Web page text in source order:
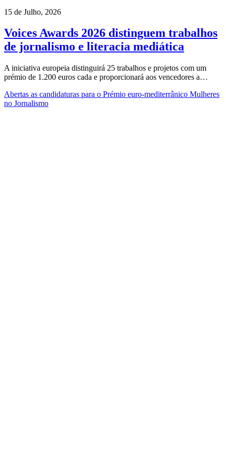
15 de Julho, 2026
Voices Awards 2026 distinguem trabalhos
de jornalismo e literacia mediática
A iniciativa europeia distinguirá 25 trabalhos e projetos com um
prémio de 1.200 euros cada e proporcionará aos vencedores a…
Abertas as candidaturas para o Prémio euro-mediterrânico Mulheres
no Jornalismo